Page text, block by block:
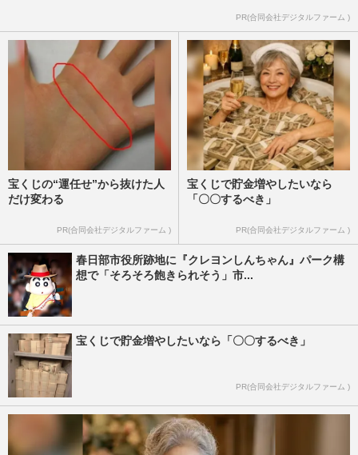
PR(合同会社デジタルファーム )
宝くじの“運任せ”から抜けた人
だけ変わる
PR(合同会社デジタルファーム )
宝くじで貯金増やしたいなら
「〇〇するべき」
PR(合同会社デジタルファーム )
️春日部市役所跡地に『クレヨンしんちゃん』パーク構
想で「そろそろ飽きられそう」市...
宝くじで貯金増やしたいなら「〇〇するべき」
PR(合同会社デジタルファーム )